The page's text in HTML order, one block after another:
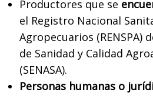
Productores que se
el Registro Nacional
Agropecuarios (RENSPA)
de Sanidad y Calidad
(SENASA).
Personas humanas o